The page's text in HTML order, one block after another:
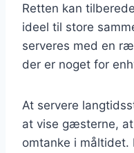
Retten kan
ideel til store
serveres med en
der er noget for
At servere
at vise gæsterne,
omtanke i måltidet.